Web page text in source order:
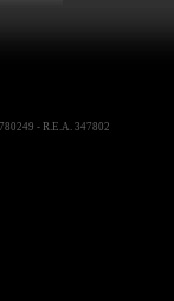
- R.E.A. 347802